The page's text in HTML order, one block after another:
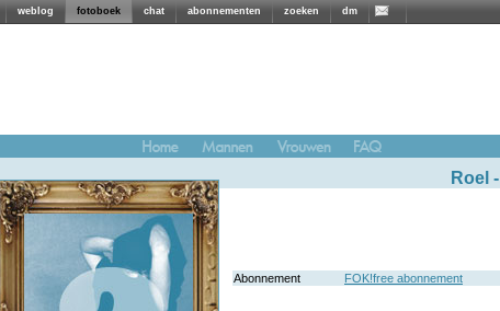
weblog fotoboek chat abonnementen zoeken dm
Roel -
Abonnement FOK!free abonnement